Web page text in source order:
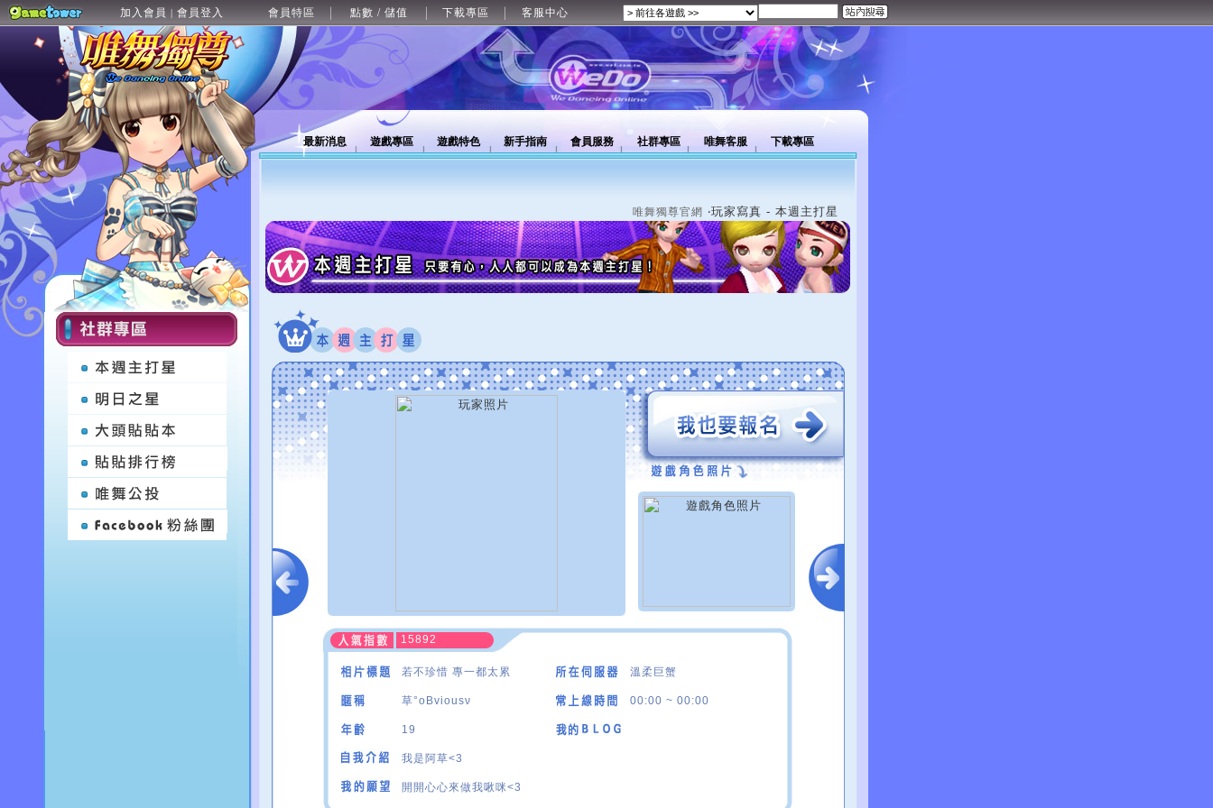
加入會員 | 會員登入 會員特區 點數 / 儲值 下載專區 客服中心
最新消息 遊戲專區 遊戲特色 新手指南 會員服務 社群專區 唯舞客服 下載專區
唯舞獨尊官網 ‧玩家寫真 - 本週主打星
15892
若不珍惜 專一都太累 溫柔巨蟹
草°oBviousν 00:00 ~ 00:00
19
我是阿草<3
開開心心來做我啾咪<3